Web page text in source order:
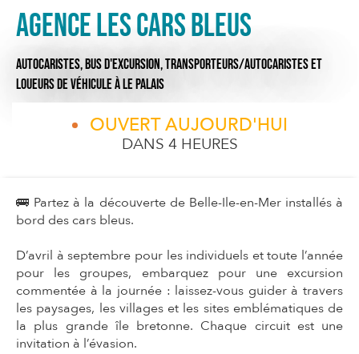
Agence Les Cars Bleus
AUTOCARISTES,BUS D'EXCURSION,TRANSPORTEURS/AUTOCARISTES ET
LOUEURS DE VÉHICULEÀ LE PALAIS
OUVERT AUJOURD'HUI
DANS 4 HEURES
🚌 Partez à la découverte de Belle-Ile-en-Mer installés à
bord des cars bleus.
D’avril à septembre pour les individuels et toute l’année
pour les groupes, embarquez pour une excursion
commentée à la journée : laissez-vous guider à travers
les paysages, les villages et les sites emblématiques de
la plus grande île bretonne. Chaque circuit est une
invitation à l’évasion.